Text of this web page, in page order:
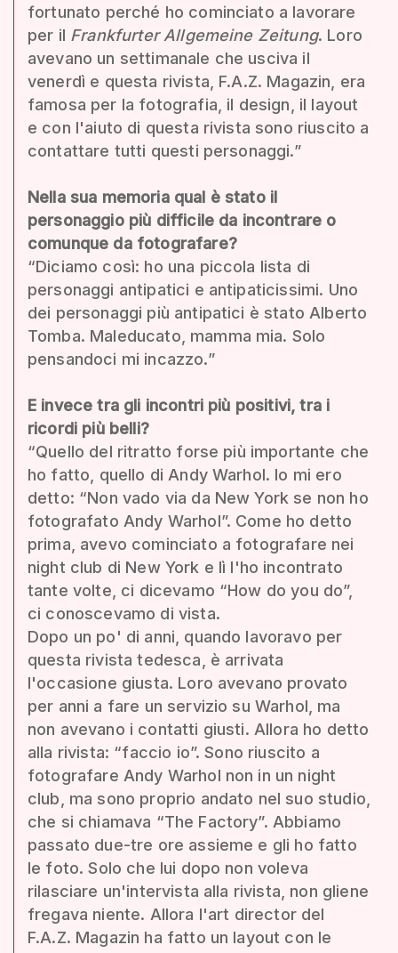
fortunato perché ho cominciato a lavorare
per il Frankfurter Allgemeine Zeitung. Loro
avevano un settimanale che usciva il
venerdì e questa rivista, F.A.Z. Magazin, era
famosa per la fotografia, il design, il layout
e con l'aiuto di questa rivista sono riuscito a
contattare tutti questi personaggi.”
Nella sua memoria qual è stato il
personaggio più difficile da incontrare o
comunque da fotografare?
“Diciamo così: ho una piccola lista di
personaggi antipatici e antipaticissimi. Uno
dei personaggi più antipatici è stato Alberto
Tomba. Maleducato, mamma mia. Solo
pensandoci mi incazzo.”
E invece tra gli incontri più positivi, tra i
ricordi più belli?
“Quello del ritratto forse più importante che
ho fatto, quello di Andy Warhol. Io mi ero
detto: “Non vado via da New York se non ho
fotografato Andy Warhol”. Come ho detto
prima, avevo cominciato a fotografare nei
night club di New York e lì l'ho incontrato
tante volte, ci dicevamo “How do you do”,
ci conoscevamo di vista.
Dopo un po' di anni, quando lavoravo per
questa rivista tedesca, è arrivata
l'occasione giusta. Loro avevano provato
per anni a fare un servizio su Warhol, ma
non avevano i contatti giusti. Allora ho detto
alla rivista: “faccio io”. Sono riuscito a
fotografare Andy Warhol non in un night
club, ma sono proprio andato nel suo studio,
che si chiamava “The Factory”. Abbiamo
passato due-tre ore assieme e gli ho fatto
le foto. Solo che lui dopo non voleva
rilasciare un'intervista alla rivista, non gliene
fregava niente. Allora l'art director del
F.A.Z. Magazin ha fatto un layout con le